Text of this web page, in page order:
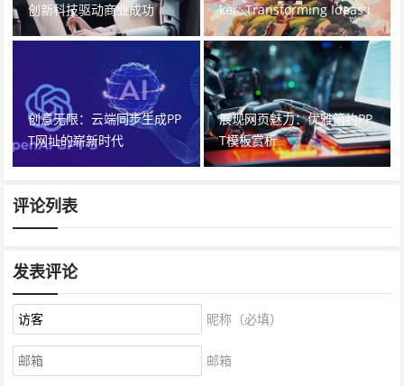
创新科技驱动商业成功
ker: Transforming Ideas i
nto Stunning Slides
创意无限：云端同步生成PP
T网址的崭新时代
展现网页魅力：优雅简约PP
T模板赏析
评论列表
发表评论
昵称（必填）
邮箱